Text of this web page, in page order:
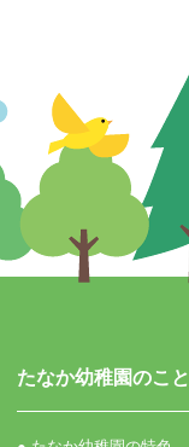
たなか幼稚園のこと